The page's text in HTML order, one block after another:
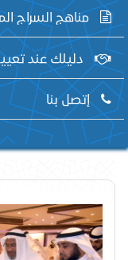
مناهج السراج
دليلك عند
إتصل بنا